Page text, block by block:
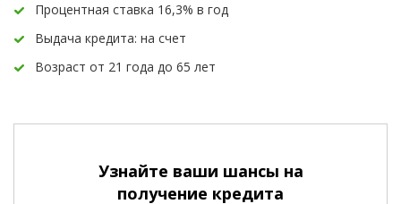
Процентная ставка 16,3% в год
Выдача кредита: на счет
Возраст от 21 года до 65 лет
Узнайте ваши шансы на
получение кредита